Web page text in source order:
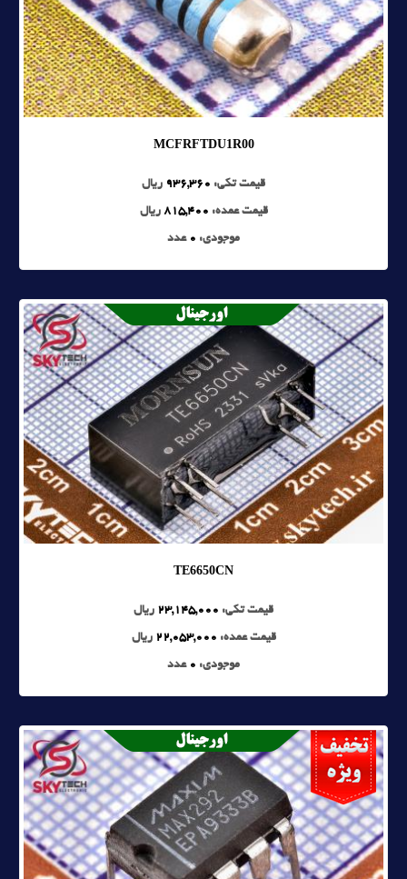
MCFRFTDU1R00
قیمت تکی: 936,360 ریال
قیمت عمده: 815,400 ریال
موجودی: 0 عدد
TE6650CN
قیمت تکی: 23,145,000 ریال
قیمت عمده: 22,053,000 ریال
موجودی: 0 عدد